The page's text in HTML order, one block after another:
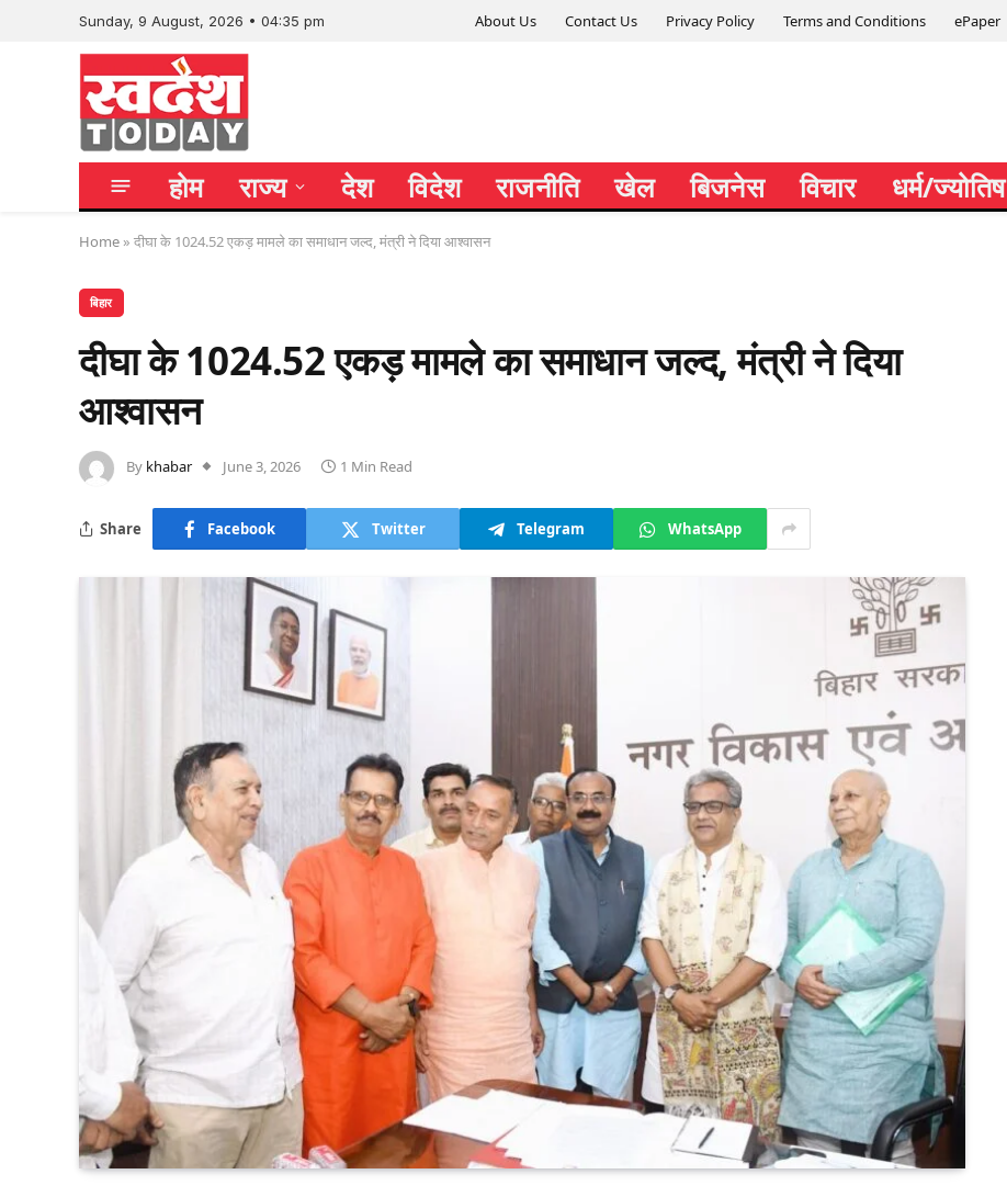
Sunday, 9 August, 2026 • 04:35 pm About Us Contact Us Privacy Policy Terms and Conditions ePaper
होम राज्य देश विदेश राजनीति खेल बिजनेस विचार धर्म/ज्योतिष
Home » दीघा के 1024.52 एकड़ मामले का समाधान जल्द, मंत्री ने दिया आश्वासन
बिहार
दीघा के 1024.52 एकड़ मामले का समाधान जल्द, मंत्री ने दिया
आश्वासन
By khabar June 3, 2026 1 Min Read
Share Facebook Twitter Telegram WhatsApp